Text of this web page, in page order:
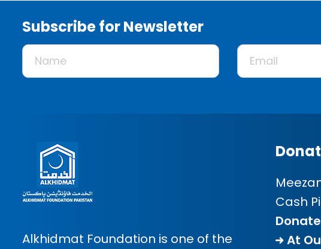
Subscribe for Newsletter
Alkhidmat Foundation is one of the
Cash
At